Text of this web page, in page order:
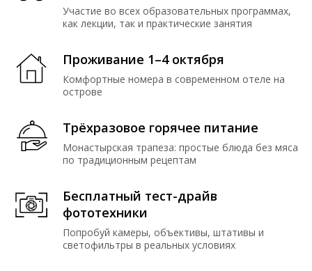
Участие во всех образовательных программах,
как лекции, так и практические занятия
Проживание 1–4 октября
Комфортные номера в современном отеле на
острове
Трёхразовое горячее питание
Монастырская трапеза: простые блюда без мяса
по традиционным рецептам
Бесплатный тест-драйв
фототехники
Попробуй камеры, объективы, штативы и
светофильтры в реальных условиях